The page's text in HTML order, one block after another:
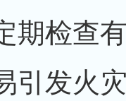
期检查
引发火